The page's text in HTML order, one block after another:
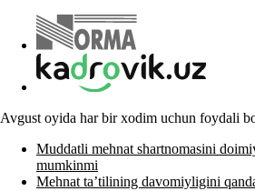
Avgust oyida har bir хodim uchun foydali
Muddatli mehnat shartnomasini
mumkinmi
Mehnat ta’tilining davomiyligini